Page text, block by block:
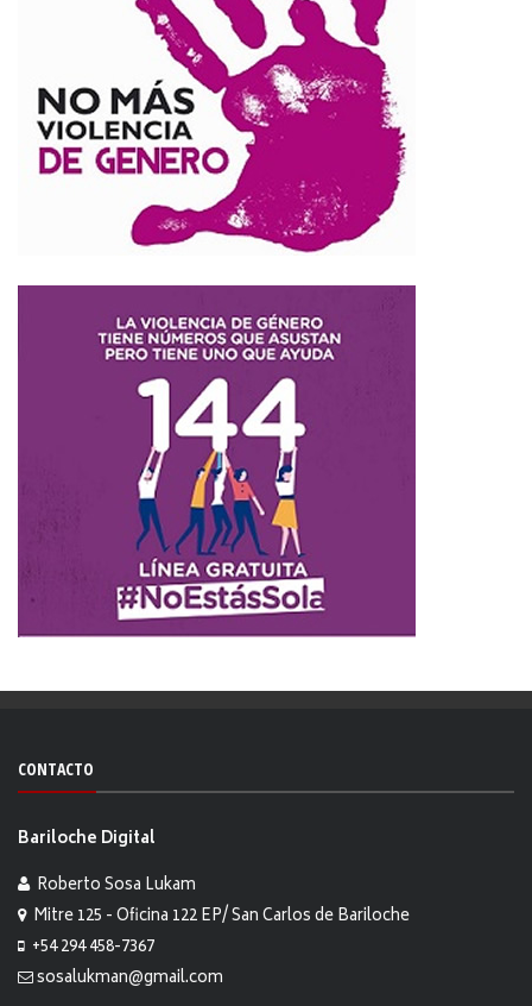
CONTACTO
Bariloche Digital
Roberto Sosa Lukam
Mitre 125 - Oficina 122 EP/ San Carlos de Bariloche
+54 294 458-7367
sosalukman@gmail.com